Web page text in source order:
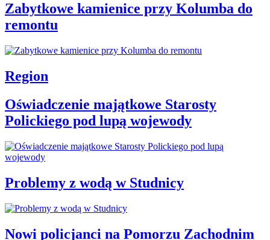
Zabytkowe kamienice przy Kolumba do
remontu
Region
Oświadczenie majątkowe Starosty
Polickiego pod lupą wojewody
Problemy z wodą w Studnicy
Nowi policjanci na Pomorzu Zachodnim